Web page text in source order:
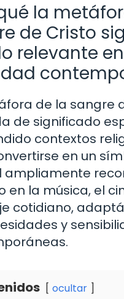
la
de Cristo
relevante
de la sangre
de significado
contextos
en un
ampliamente
en la música, el
cotidiano,
y
ocultar